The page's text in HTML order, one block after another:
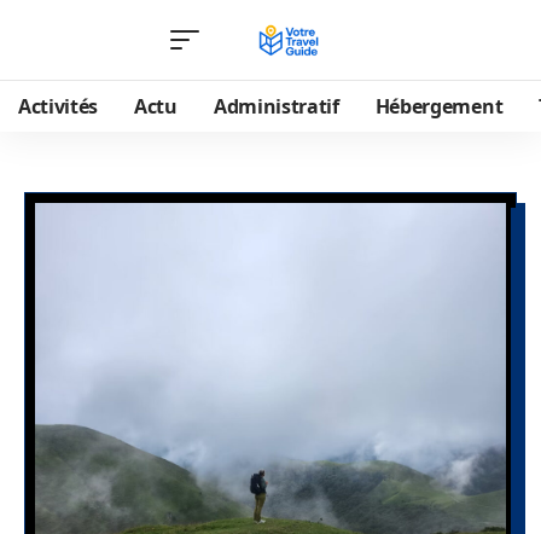
Activités Actu Administratif Hébergement